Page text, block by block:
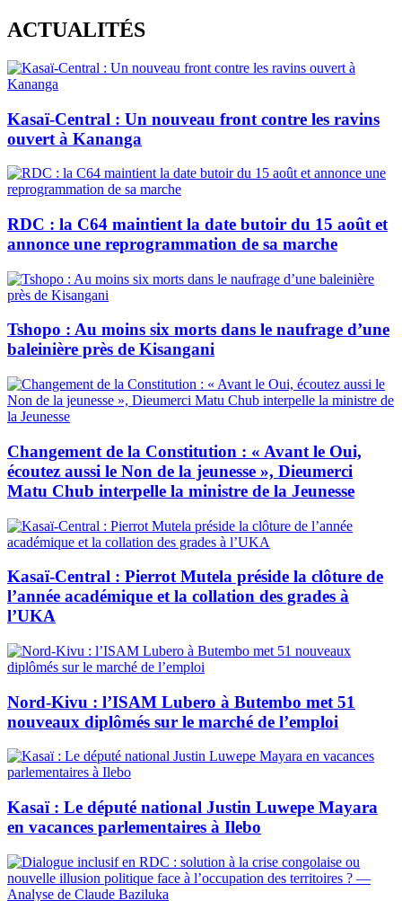
Skip
to
content
ACTUALITÉS
Kasaï-Central : Un nouveau front contre les ravins
ouvert à Kananga
RDC : la C64 maintient la date butoir du 15 août et
annonce une reprogrammation de sa marche
Tshopo : Au moins six morts dans le naufrage d’une
baleinière près de Kisangani
Changement de la Constitution : « Avant le Oui,
écoutez aussi le Non de la jeunesse », Dieumerci
Matu Chub interpelle la ministre de la Jeunesse
Kasaï-Central : Pierrot Mutela préside la clôture de
l’année académique et la collation des grades à
l’UKA
Nord-Kivu : l’ISAM Lubero à Butembo met 51
nouveaux diplômés sur le marché de l’emploi
Kasaï : Le député national Justin Luwepe Mayara
en vacances parlementaires à Ilebo